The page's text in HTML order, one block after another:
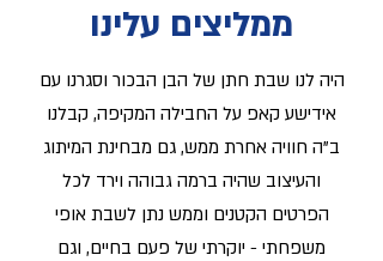
ממליצים עלינו
היה לנו שבת חתן של הבן הבכור וסגרנו עם
אידישע קאפ על החבילה המקיפה, קבלנו
ב"ה חוויה אחרת ממש, גם מבחינת המיתוג
והעיצוב שהיה ברמה גבוהה וירד לכל
הפרטים הקטנים וממש נתן לשבת אופי
משפחתי - יוקרתי של פעם בחיים, וגם